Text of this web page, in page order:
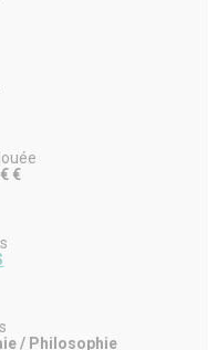
€
/ Philosophie